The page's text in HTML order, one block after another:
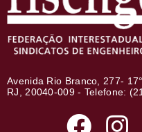
Avenida Rio Branco, 277-
RJ, 20040-009 - Telefone: